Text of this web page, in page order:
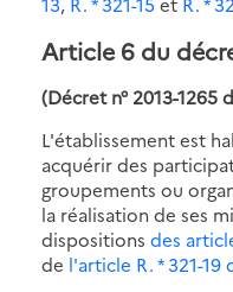
Article 6 du
(Décret n° 2013-1265
L'établissement est
acquérir des
groupements ou
la réalisation de ses
dispositions des
de l'article R. * 321-